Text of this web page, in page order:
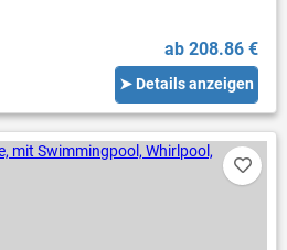
ab 208.86 €
➤ Details anzeigen